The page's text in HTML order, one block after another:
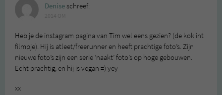
Deniseschreef:
Heb je de instagram pagina van Tim wel eens gezien? (de kok int
filmpje). Hij is atleet/freerunner en heeft prachtige foto’s. Zijn
nieuwe foto’s zijn een serie ‘naakt’ foto’s op hoge gebouwen.
Echt prachtig, en hij is vegan =) yey
xx